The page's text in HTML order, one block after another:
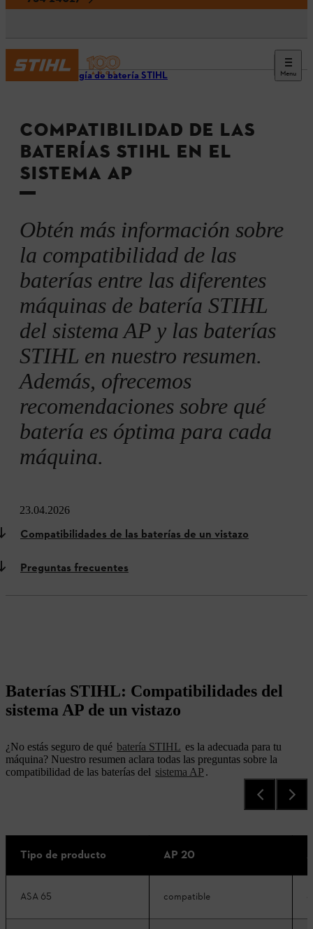
Menu
Tecnología de batería STIHL
COMPATIBILIDAD DE LAS
BATERÍAS STIHL EN EL
SISTEMA AP
Obtén más información sobre
la compatibilidad de las
baterías entre las diferentes
máquinas de batería STIHL
del sistema AP y las baterías
STIHL en nuestro resumen.
Además, ofrecemos
recomendaciones sobre qué
batería es óptima para cada
máquina.
23.04.2026
Compatibilidades de las baterías de un vistazo
Preguntas frecuentes
Baterías STIHL: Compatibilidades del
sistema AP de un vistazo
¿No estás seguro de qué batería STIHL es la adecuada para tu
máquina? Nuestro resumen aclara todas las preguntas sobre la
compatibilidad de las baterías del sistema AP .
Tipo de producto AP 20
ASA 65 compatible